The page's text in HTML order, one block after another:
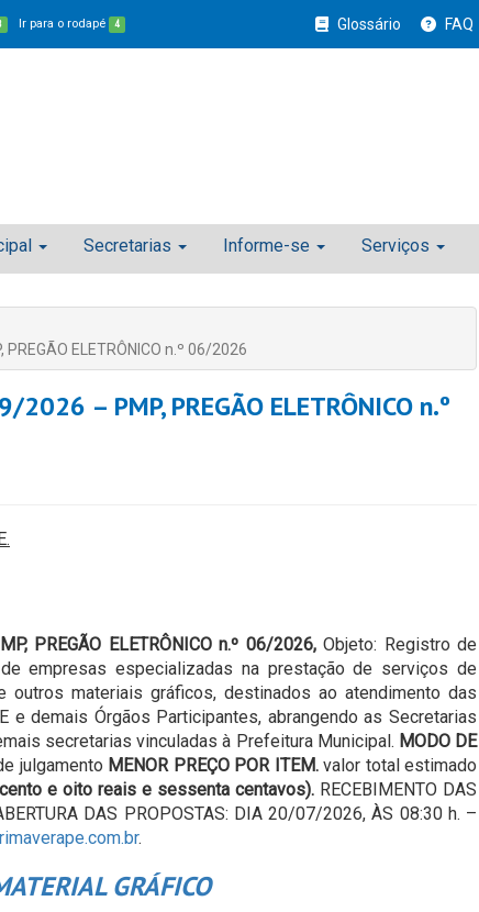
Ir para o rodapé 4 Glossário FAQ
Secretarias Informe-se Serviços
PREGÃO ELETRÔNICO n.º 06/2026
2026 – PMP, PREGÃO ELETRÔNICO n.º
PREGÃO ELETRÔNICO n.º 06/2026, Objeto: Registro de
empresas especializadas na prestação de serviços de
materiais gráficos, destinados ao atendimento das
demais Órgãos Participantes, abrangendo as Secretarias
secretarias vinculadas à Prefeitura Municipal. MODO DE
julgamento MENOR PREÇO POR ITEM. valor total estimado
e oito reais e sessenta centavos). RECEBIMENTO DAS
DAS PROPOSTAS: DIA 20/07/2026, ÀS 08:30 h. –
.
GRÁFICO